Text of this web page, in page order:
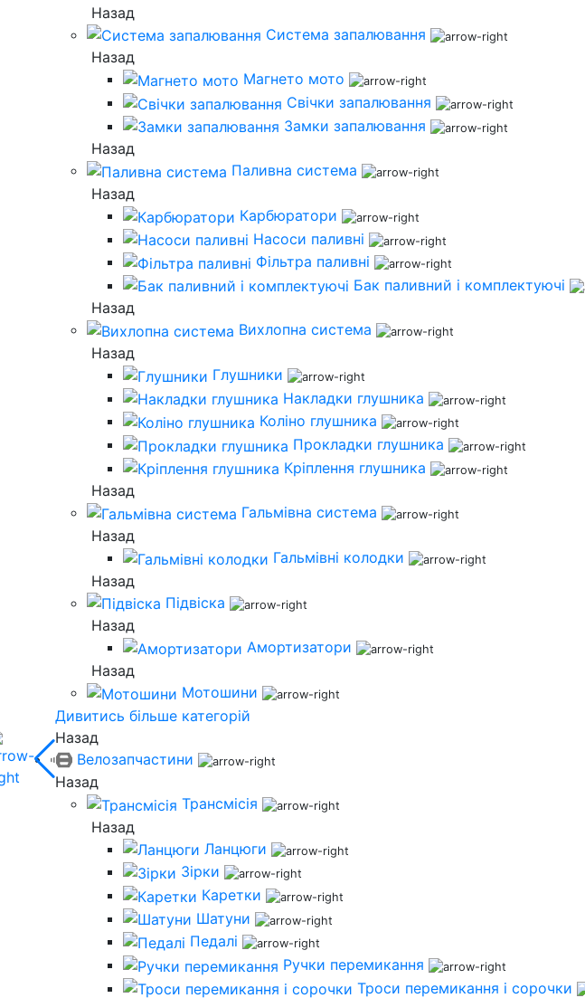
Назад
Система запалювання
Назад
Магнето мото
Свічки запалювання
Замки запалювання
Назад
Паливна система
Назад
Карбюратори
Насоси паливні
Фільтра паливні
Бак паливний і комплектуючі
Назад
Вихлопна система
Назад
Глушники
Накладки глушника
Коліно глушника
Прокладки глушника
Кріплення глушника
Назад
Гальмівна система
Назад
Гальмівні колодки
Назад
Підвіска
Назад
Амортизатори
Назад
Мотошини
Дивитись більше категорій
Назад
Велозапчастини
Назад
Трансмісія
Назад
Ланцюги
Зірки
Каретки
Шатуни
Педалі
Ручки перемикання
Троси перемикання і сорочки